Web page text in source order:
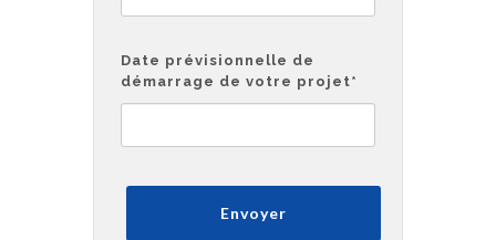
Date prévisionnelle de
démarrage de votre projet*